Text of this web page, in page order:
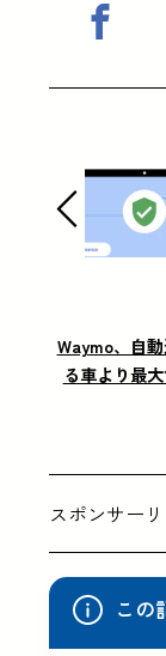
Waymo、自
る車より最
スポンサー
この